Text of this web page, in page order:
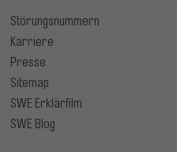
Störungsnummern
Karriere
Presse
Sitemap
SWE Erklärfilm
SWE Blog